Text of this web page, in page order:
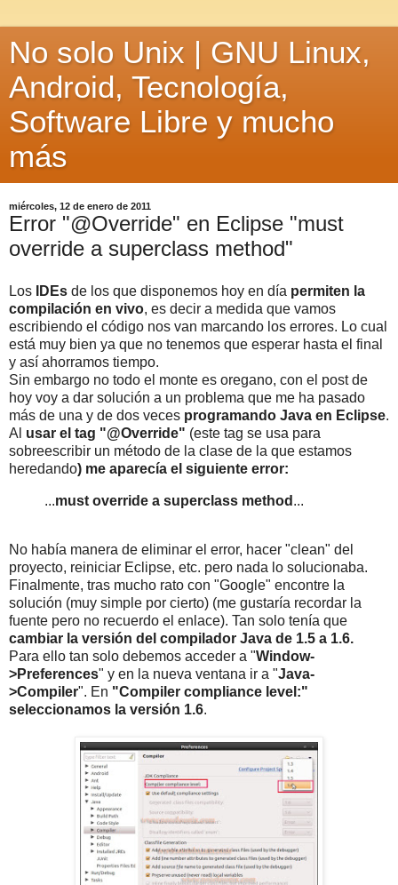
No solo Unix | GNU Linux,
Android, Tecnología,
Software Libre y mucho
más
miércoles, 12 de enero de 2011
Error "@Override" en Eclipse "must
override a superclass method"
Los IDEs de los que disponemos hoy en día permiten la
compilación en vivo, es decir a medida que vamos
escribiendo el código nos van marcando los errores. Lo cual
está muy bien ya que no tenemos que esperar hasta el final
y así ahorramos tiempo.
Sin embargo no todo el monte es oregano, con el post de
hoy voy a dar solución a un problema que me ha pasado
más de una y de dos veces programando Java en Eclipse.
Al usar el tag "@Override" (este tag se usa para
sobreescribir un método de la clase de la que estamos
heredando) me aparecía el siguiente error:
...must override a superclass method ...
No había manera de eliminar el error, hacer "clean" del
proyecto, reiniciar Eclipse, etc. pero nada lo solucionaba.
Finalmente, tras mucho rato con "Google" encontre la
solución (muy simple por cierto) (me gustaría recordar la
fuente pero no recuerdo el enlace). Tan solo tenía que
cambiar la versión del compilador Java de 1.5 a 1.6.
Para ello tan solo debemos acceder a "Window-
>Preferences" y en la nueva ventana ir a "Java-
>Compiler". En "Compiler compliance level:"
seleccionamos la versión 1.6.